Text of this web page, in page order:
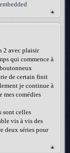
2 avec plaisir
qui commence à
de certain finit
je continue à
mes comédies
sont celles
vis à vis des
deux séries pour